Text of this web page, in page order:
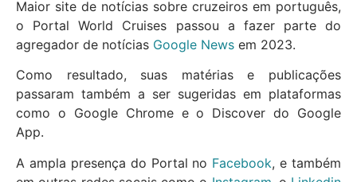
Maior site de notícias sobre cruzeiros em português,
o Portal World Cruises passou a fazer parte do
agregador de notícias Google News em 2023.
Como resultado, suas matérias e publicações
passaram também a ser sugeridas em plataformas
como o Google Chrome e o Discover do Google
App.
A ampla presença do Portal no Facebook, e também